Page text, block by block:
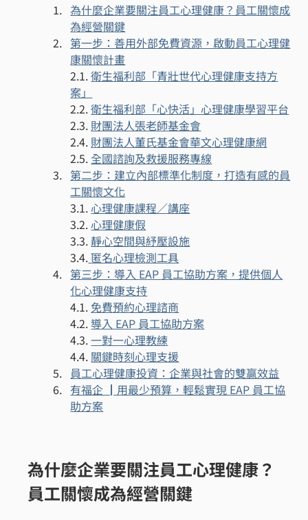
為什麼企業要關注員工心理健康？員工關懷成
為經營關鍵
第一步：善用外部免費資源，啟動員工心理健
康關懷計畫
2.1. 衛生福利部「青壯世代心理健康支持方
案」
2.2. 衛生福利部「心快活」心理健康學習平台
2.3. 財團法人張老師基金會
2.4. 財團法人董氏基金會華文心理健康網
2.5. 全國諮詢及救援服務專線
第二步：建立內部標準化制度，打造有感的員
工關懷文化
3.1. 心理健康課程／講座
3.2. 心理健康假
3.3. 靜心空間與紓壓設施
3.4. 匿名心理檢測工具
第三步：導入 EAP 員工協助方案，提供個人
化心理健康支持
4.1. 免費預約心理諮商
4.2. 導入 EAP 員工協助方案
4.3. 一對一心理教練
4.4. 關鍵時刻心理支援
員工心理健康投資：企業與社會的雙贏效益
有福企 ┃用最少預算，輕鬆實現 EAP 員工協
助方案
為什麼企業要關注員工心理健康？
員工關懷成為經營關鍵